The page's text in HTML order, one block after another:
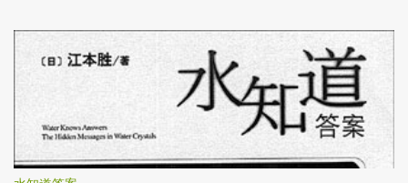
盖了。 青色的霉菌变大片了。由于培养皿里有很多霉菌派出二氧化
碳（CO2）， 所以造成了大量的雾水。 实验后，我大胆地打开培养
皿闻一闻白饭的味道。好话培养皿里的白饭排放出一种好像就在发
酵 的酸味，而坏话培养皿里的白饭排出一种好像臭鸡蛋的味道。实
验结果，看好话的白饭发 酵，而看坏话的白饭发霉了。 实验证明了
波动频率是存在的。我们通过白饭看到不同字的波动频率。好话会
发出好的波动频率；坏话会发出坏的波动频率。当某样事物接受了
具啊！但是偏偏有人就滥用了这些网络的方便。 网评分数真的那么
重要吗？ 网络评分除了给客户们直接发表他们对服务及产品的看
法，最主要是建立有潜质的客户群对该产品及服务的信心。所以网
评的分数固然重要！但是人是会犯错的，所以不时得到差评也很正
常。商家可以通过差评知道自己该进步的方位，并与投诉的客人交
流，及把错误做好。 差评就等于没信用吗？ 错一次不等于永远的
错，因为人会从错误中学习。如果差评是发生在3个月前的事，而在